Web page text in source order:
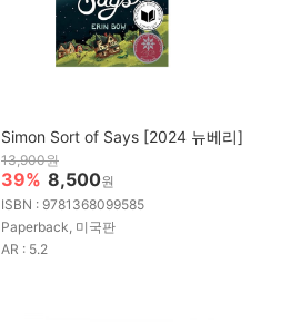
Simon Sort of Says [2024 뉴베리]
13,900원
39% 8,500원
ISBN : 9781368099585
Paperback, 미국판
AR : 5.2